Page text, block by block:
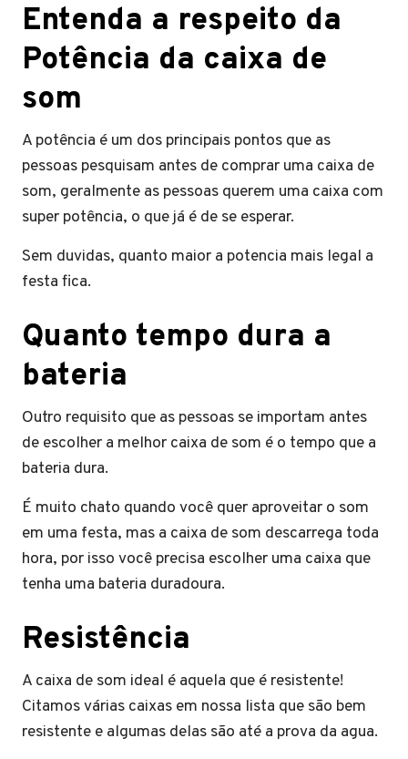
Entenda a respeito da
Potência da caixa de
som
A potência é um dos principais pontos que as
pessoas pesquisam antes de comprar uma caixa de
som, geralmente as pessoas querem uma caixa com
super potência, o que já é de se esperar.
Sem duvidas, quanto maior a potencia mais legal a
festa fica.
Quanto tempo dura a
bateria
Outro requisito que as pessoas se importam antes
de escolher a melhor caixa de som é o tempo que a
bateria dura.
É muito chato quando você quer aproveitar o som
em uma festa, mas a caixa de som descarrega toda
hora, por isso você precisa escolher uma caixa que
tenha uma bateria duradoura.
Resistência
A caixa de som ideal é aquela que é resistente!
Citamos várias caixas em nossa lista que são bem
resistente e algumas delas são até a prova da agua.